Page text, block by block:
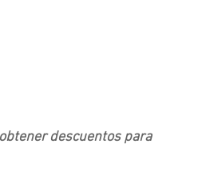
descuentos para